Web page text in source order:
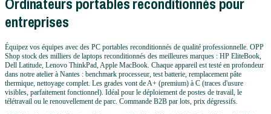
entreprises
Équipez vos équipes avec des PC portables reconditionnés de qualité professionnelle. OPP
Shop stock des milliers de laptops reconditionnés des meilleures marques : HP EliteBook,
Dell Latitude, Lenovo ThinkPad, Apple MacBook. Chaque appareil est testé en profondeur
dans notre atelier à Nantes : benchmark processeur, test batterie, remplacement pâte
thermique, nettoyage complet. Les grades vont de A+ (premium) à C (traces d'usure
visibles, parfaitement fonctionnel). Idéal pour le déploiement de postes de travail, le
télétravail ou le renouvellement de parc. Commande B2B par lots, prix dégressifs.